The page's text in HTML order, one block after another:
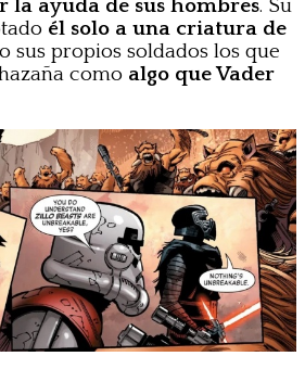
la ayuda de sus hombres. Su
él solo a una criatura de
sus propios soldados los que
como algo que Vader